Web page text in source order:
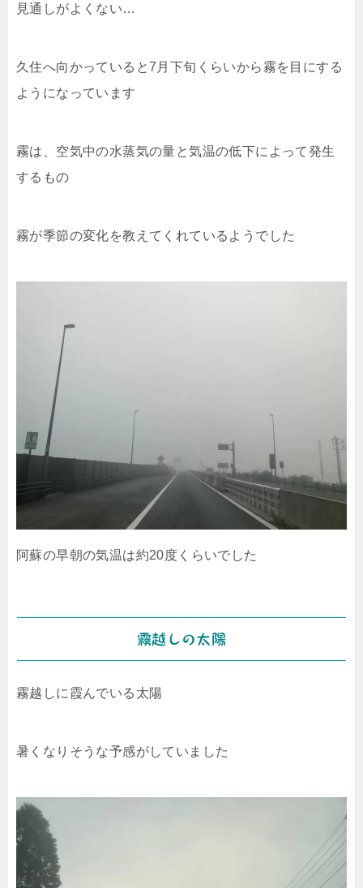
見通しがよくない…
久住へ向かっていると7月下旬くらいから霧を目にする
ようになっています
霧は、空気中の水蒸気の量と気温の低下によって発生
するもの
霧が季節の変化を教えてくれているようでした
阿蘇の早朝の気温は約20度くらいでした
霧越しの太陽
霧越しに霞んでいる太陽
暑くなりそうな予感がしていました